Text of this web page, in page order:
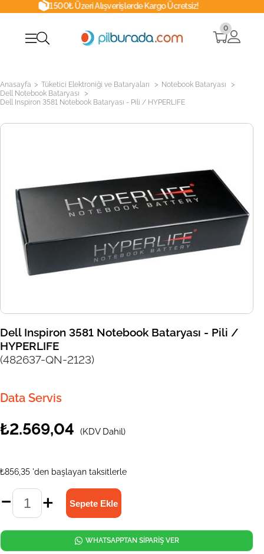
1500₺ Üzeri Alışverişlerde Kargo Ücretsiz!
0
Anasayfa > Tüketici Elektroniği ve Bataryaları > Notebook Bataryası >
Dell Notebook Bataryası >
Dell Inspiron 3581 Notebook Bataryası - Pili / HYPERLIFE
Dell Inspiron 3581 Notebook Bataryası - Pili /
HYPERLIFE
(482637-QN-2123)
Data Servis
₺2.569,04 (KDV Dahil)
₺856,35 'den başlayan taksitlerle
WHATSAPPTAN SİPARİŞ VER